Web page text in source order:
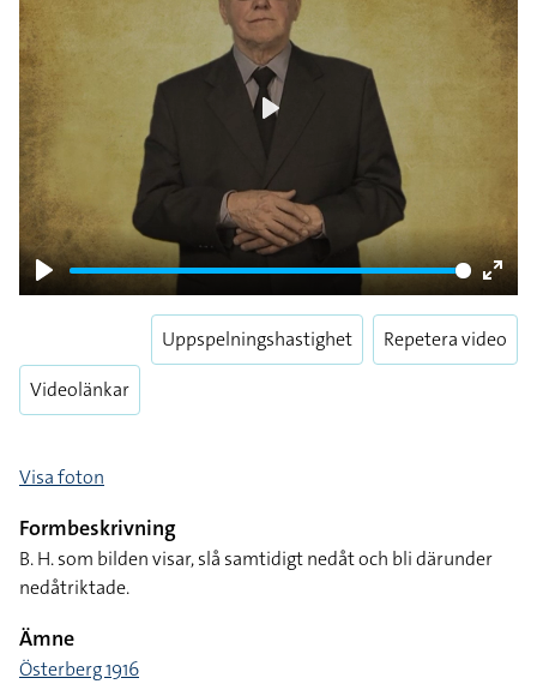
Play
Enter
Videolänkar
Uppspelningshastighet Repetera video
Visa foton
Formbeskrivning
B. H. som bilden visar, slå samtidigt nedåt och bli därunder
nedåtriktade.
Ämne
Österberg 1916